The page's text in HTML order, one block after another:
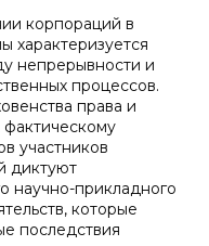
корпораций в
характеризуется
непрерывности и
процессов.
права и
участников
диктуют
научно-прикладного
которые
последствия